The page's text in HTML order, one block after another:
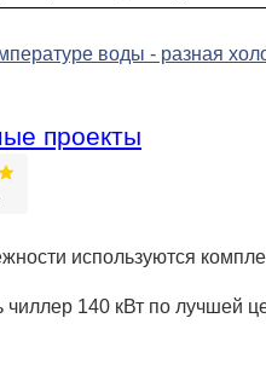
воды - разная
проекты
используются
140 кВт по лучшей